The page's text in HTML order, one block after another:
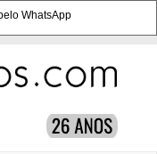
WhatsApp